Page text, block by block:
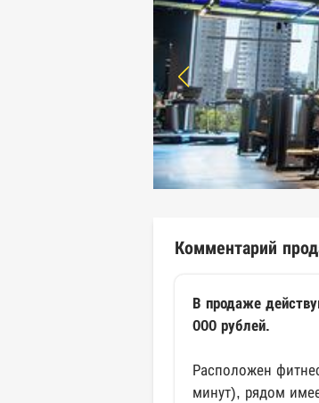
Комментарий
В продаже
000 рублей.
Расположен
минут), рядом